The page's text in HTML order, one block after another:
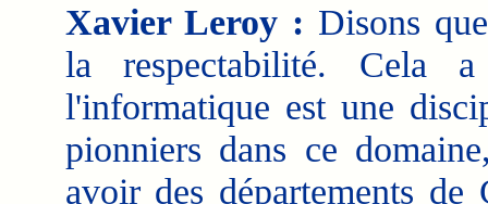
Xavier Leroy : Disons
la respectabilité. Cela
l'informatique est une
pionniers dans ce
avoir des départements de